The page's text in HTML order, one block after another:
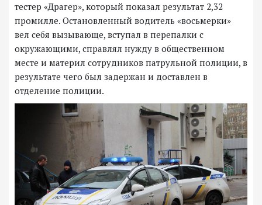
тестер «Драгер», который показал результат 2,32
промилле. Остановленный водитель «восьмерки»
вел себя вызывающе, вступал в перепалки с
окружающими, справлял нужду в общественном
месте и материл сотрудников патрульной полиции, в
результате чего был задержан и доставлен в
отделение полиции.